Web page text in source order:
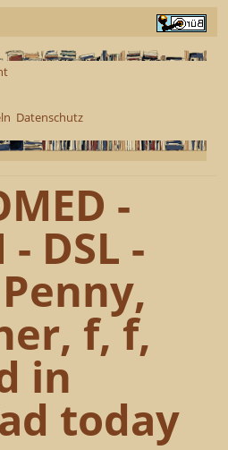
Datenschutz
-
DSL -
f, f,
in
today